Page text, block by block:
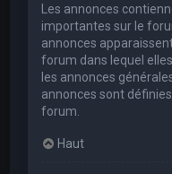
Les annonces
importantes sur le
annonces
forum dans lequel
les annonces
annonces sont
forum.
Haut